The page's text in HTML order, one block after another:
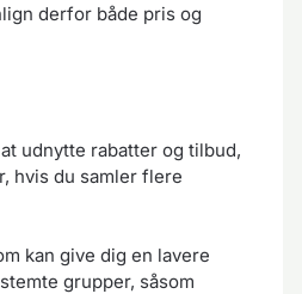
derfor både pris og
udnytte rabatter og tilbud,
hvis du samler flere
kan give dig en lavere
grupper, såsom